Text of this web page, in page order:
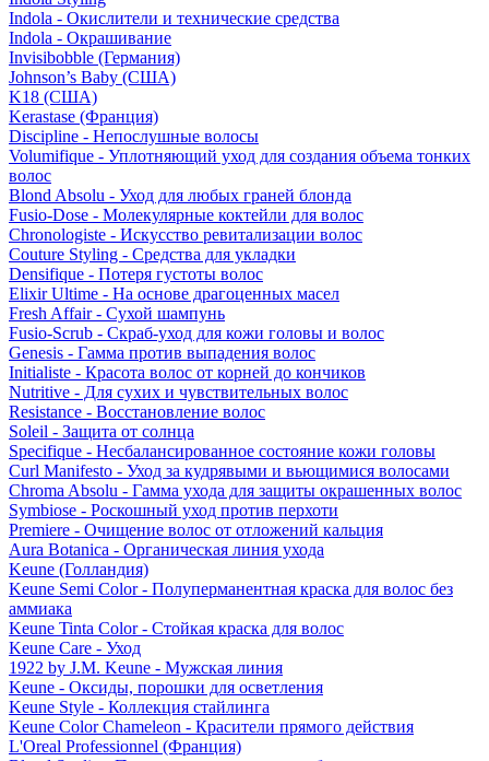
Indola - Окислители и технические средства
Indola - Окрашивание
Invisibobble (Германия)
Johnson’s Baby (США)
K18 (США)
Kerastase (Франция)
Discipline - Непослушные волосы
Volumifique - Уплотняющий уход для создания объема тонких
волос
Blond Absolu - Уход для любых граней блонда
Fusio-Dose - Молекулярные коктейли для волос
Chronologiste - Искусство ревитализации волос
Couture Styling - Средства для укладки
Densifique - Потеря густоты волос
Elixir Ultime - На основе драгоценных масел
Fresh Affair - Сухой шампунь
Fusio-Scrub - Скраб-уход для кожи головы и волос
Genesis - Гамма против выпадения волос
Initialiste - Красота волос от корней до кончиков
Nutritive - Для сухих и чувствительных волос
Resistance - Восстановление волос
Soleil - Защита от солнца
Specifique - Несбалансированное состояние кожи головы
Curl Manifesto - Уход за кудрявыми и вьющимися волосами
Chroma Absolu - Гамма ухода для защиты окрашенных волос
Symbiose - Роскошный уход против перхоти
Premiere - Очищение волос от отложений кальция
Aura Botanica - Органическая линия ухода
Keune (Голландия)
Keune Semi Color - Полуперманентная краска для волос без
аммиака
Keune Tinta Color - Стойкая краска для волос
Keune Care - Уход
1922 by J.M. Keune - Мужская линия
Keune - Оксиды, порошки для осветления
Keune Style - Коллекция стайлинга
Keune Color Chameleon - Красители прямого действия
L'Oreal Professionnel (Франция)